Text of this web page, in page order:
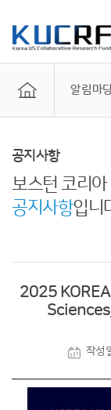
알림마
공지사항
보스턴 코리
공지사항입니
2025
작성